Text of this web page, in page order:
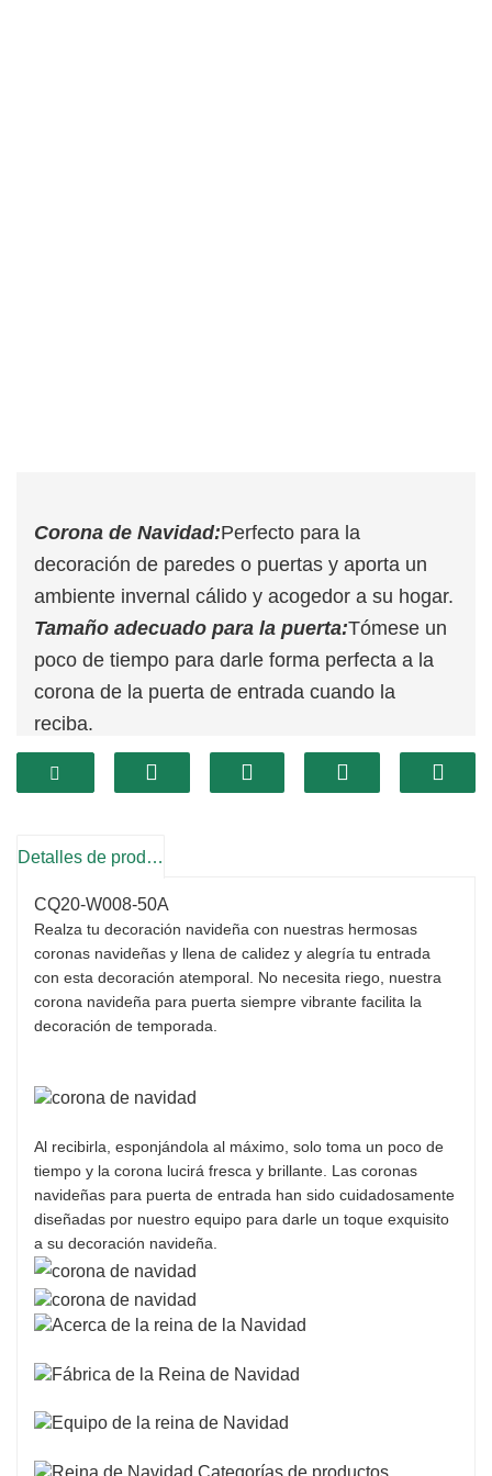
Corona de Navidad:Perfecto para la
decoración de paredes o puertas y aporta un
ambiente invernal cálido y acogedor a su hogar.
Tamaño adecuado para la puerta:Tómese un
poco de tiempo para darle forma perfecta a la
corona de la puerta de entrada cuando la
reciba.
Ocasiones extensas:Nuestra corona floral
navideña se puede usar tanto en interiores
puerta, la ventana, el porche, la repisa de la
sobre el armario, la puerta o en exteriores como
patios, jardines o terrazas, bajo techo para
evitar daños por la lluvia o la decoloración. O
simplemente como decoración de mesa para
celebrar el invierno y las festividades.
Detalles de producto
CQ20-W008-50A
Realza tu decoración navideña con nuestras hermosas
coronas navideñas y llena de calidez y alegría tu entrada
con esta decoración atemporal. No necesita riego, nuestra
corona navideña para puerta siempre vibrante facilita la
decoración de temporada.
Al recibirla, esponjándola al máximo, solo toma un poco de
tiempo y la corona lucirá fresca y brillante. Las coronas
navideñas para puerta de entrada han sido cuidadosamente
diseñadas por nuestro equipo para darle un toque exquisito
a su decoración navideña.